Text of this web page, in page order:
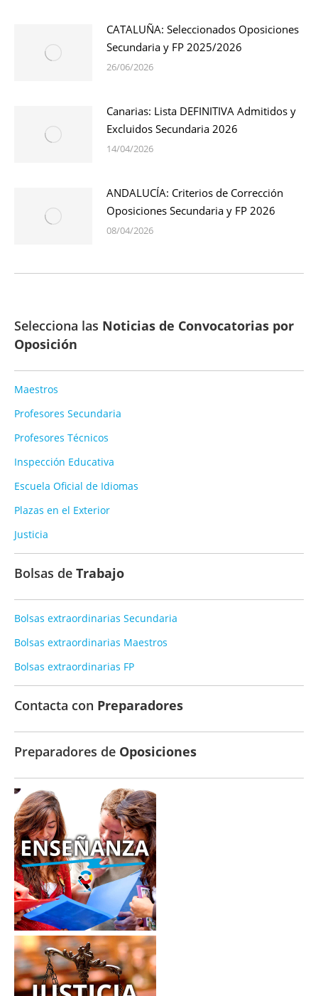
CATALUÑA: Seleccionados Oposiciones
Secundaria y FP 2025/2026
26/06/2026
Canarias: Lista DEFINITIVA Admitidos y
Excluidos Secundaria 2026
14/04/2026
ANDALUCÍA: Criterios de Corrección
Oposiciones Secundaria y FP 2026
08/04/2026
Selecciona las Noticias de Convocatorias por
Oposición
Maestros
Profesores Secundaria
Profesores Técnicos
Inspección Educativa
Escuela Oficial de Idiomas
Plazas en el Exterior
Justicia
Bolsas de Trabajo
Bolsas extraordinarias Secundaria
Bolsas extraordinarias Maestros
Bolsas extraordinarias FP
Contacta con Preparadores
Preparadores de Oposiciones